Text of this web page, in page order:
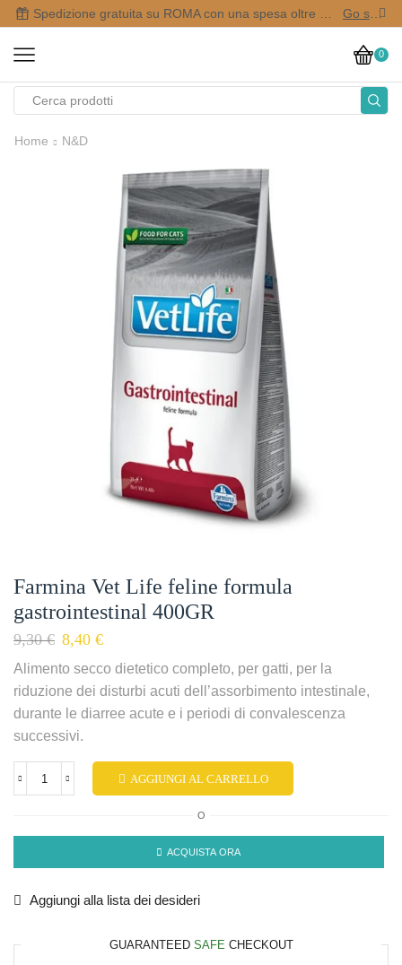
Go shop
0
Home N&D
Farmina Vet Life feline formula
gastrointestinal 400GR
9,30€ 8,40 €
Alimento secco dietetico completo, per gatti, per la
riduzione dei disturbi acuti dell’assorbimento intestinale,
durante le diarree acute e i periodi di convalescenza
successivi.
AGGIUNGI AL CARRELLO
O
ACQUISTA ORA
Aggiungi alla lista dei desideri
GUARANTEED SAFE CHECKOUT